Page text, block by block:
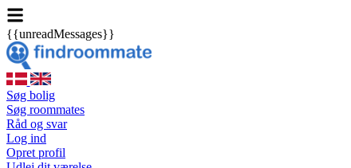
{{unreadMessages}}
Søg bolig
Søg roommates
Råd og svar
Log ind
Opret profil